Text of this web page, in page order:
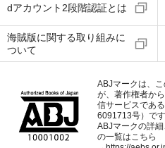
dアカウント2段階認証とは
海賊版に関する取り組みに
ついて
ABJマークは、
が、著作権者か
信サービスであ
6091713号）です
ABJマークの詳
の一覧はこちら